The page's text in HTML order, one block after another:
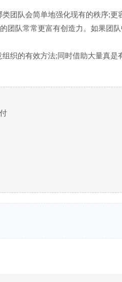
团队会简单地强化现有的秩序;更
团队常常更富有创造力。如果团
织的有效方法;同时借助大量真是